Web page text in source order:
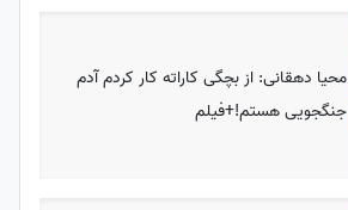
محیا دهقانی: از بچگی کاراته کار کردم آدم
جنگجویی هستم!+فیلم